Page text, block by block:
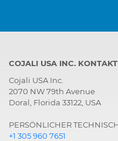
COJALI USA INC.
Cojali USA Inc.
2070 NW 79th Avenue
Doral, Florida 33122, USA
PERSÖNLICHER
+1 305 960 7651